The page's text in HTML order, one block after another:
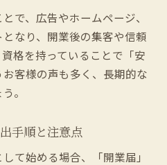
で、広告やホームページ、
なり、開業後の集客や信頼
格を持っていることで「安
客様の声も多く、長期的な
。
手順と注意点
て始める場合、「開業届」